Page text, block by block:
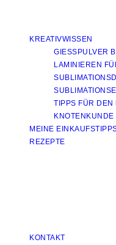
KREATIVWISSEN
GIESSPULVER
LAMINIEREN
TIPPS FÜR DEN
KNOTENKUNDE
MEINE
REZEPTE
KONTAKT